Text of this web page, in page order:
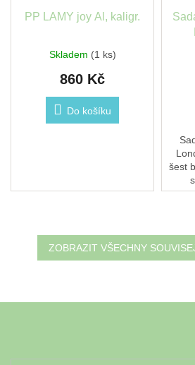
PP LAMY joy Al, kaligr.
Skladem (1 ks)
860 Kč
Do košíku
šest
ZOBRAZIT VŠECHNY